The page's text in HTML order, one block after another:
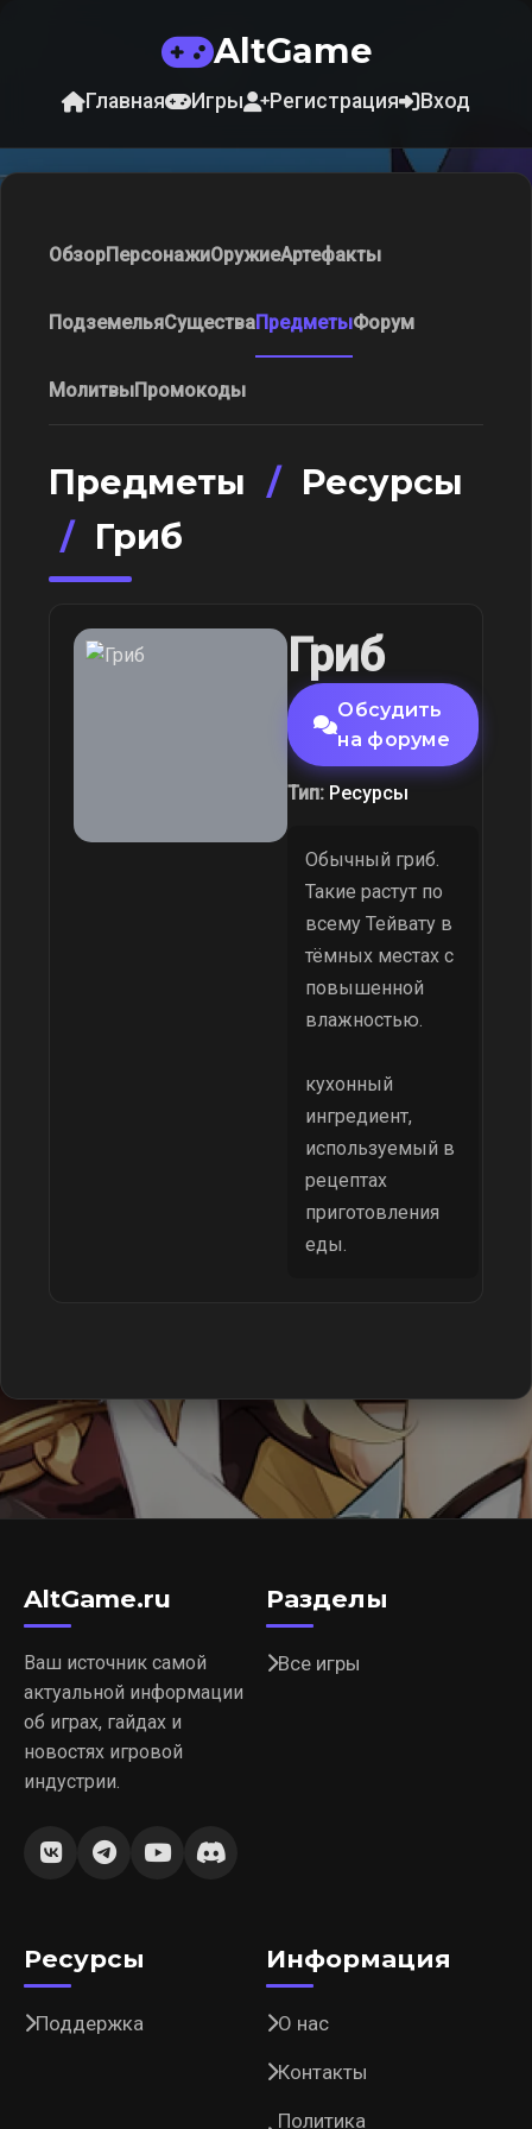
AltGame
Главная Игры Регистрация Вход
ОбзорПерсонажиОружиеАртефакты
ПодземельяСуществаПредметыФорум
МолитвыПромокоды
Предметы / Ресурсы
/ Гриб
Гриб
Обсудить
на форуме
Тип: Ресурсы
Обычный гриб.
Такие растут по
всему Тейвату в
тёмных местах с
повышенной
влажностью.
кухонный
ингредиент,
используемый в
рецептах
приготовления
еды.
AltGame.ru
Ваш источник самой
актуальной информации
об играх, гайдах и
новостях игровой
индустрии.
Разделы
Все игры
Ресурсы
Поддержка
Информация
О нас
Контакты
Политика